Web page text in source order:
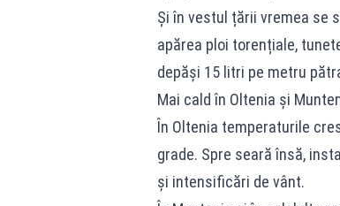
Și în vestul țării vremea se
apărea ploi torențiale,
depăși 15 litri pe metru
Mai cald în Oltenia și
În Oltenia temperaturile
grade. Spre seară însă,
și intensificări de vânt.